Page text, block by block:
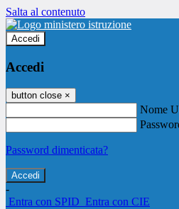
Salta al contenuto
Accedi
Accedi
button close ×
Nome
Password dimenticata?
-
Entra con SPID Entra con CIE